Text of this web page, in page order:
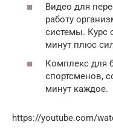
Видео для
работу
системы. Курс
минут плюс
Комплекс для
спортсменов,
минут каждое.
https://youtube.com/